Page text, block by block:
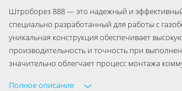
Штроборез 888 — это надежный и
специально разработанный для работы с
уникальная конструкция обеспечивает
производительность и точность при
значительно облегчает процесс монтажа
Полное описание